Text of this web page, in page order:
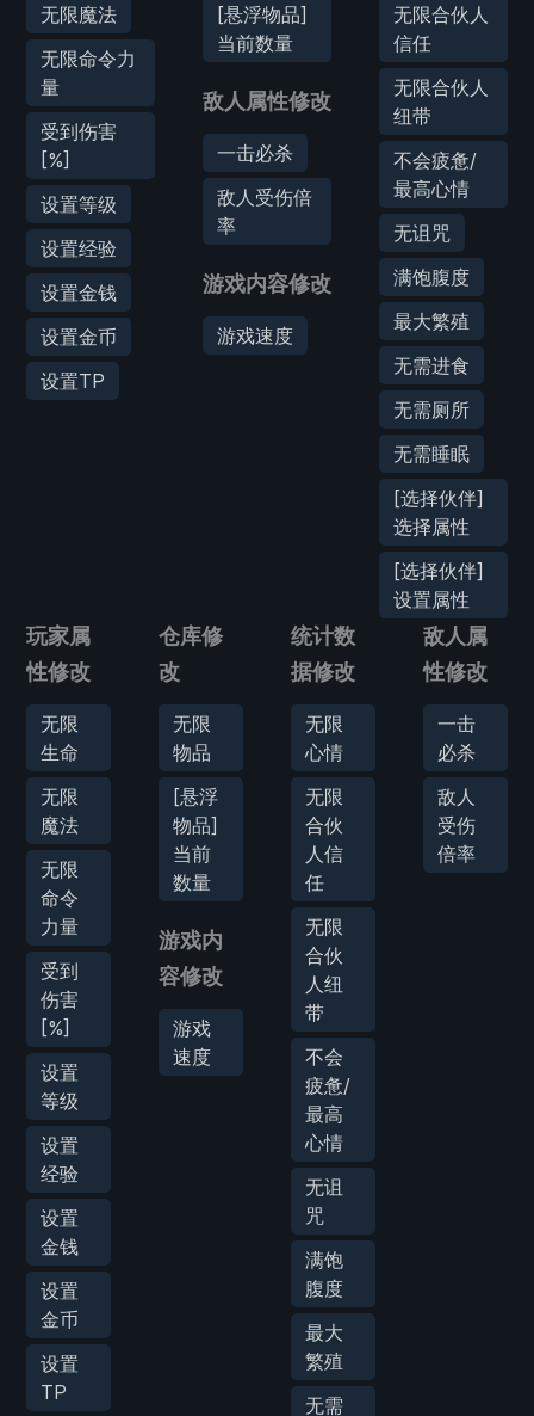
无限魔法
无限命令力
量
受到伤害
[%]
设置等级
设置经验
设置金钱
设置金币
设置TP
[悬浮物品]
当前数量
敌人属性修改
一击必杀
敌人受伤倍
率
游戏内容修改
游戏速度
无限合伙人
信任
无限合伙人
纽带
不会疲惫/
最高心情
无诅咒
满饱腹度
最大繁殖
无需进食
无需厕所
无需睡眠
[选择伙伴]
选择属性
[选择伙伴]
设置属性
玩家属
性修改
无限
生命
无限
魔法
无限
命令
力量
受到
伤害
[%]
设置
等级
设置
经验
设置
金钱
设置
金币
设置
TP
仓库修
改
无限
物品
[悬浮
物品]
当前
数量
游戏内
容修改
游戏
速度
统计数
据修改
无限
心情
无限
合伙
人信
任
无限
合伙
人纽
带
不会
疲惫/
最高
心情
无诅
咒
满饱
腹度
最大
繁殖
无需
敌人属
性修改
一击
必杀
敌人
受伤
倍率